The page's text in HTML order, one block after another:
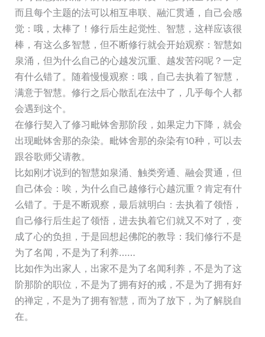
而且每个主题的法可以相互串联、融汇贯通，自己会感
觉：哦，太棒了！修行后生起觉性、智慧，这样应该很
棒，有这么多智慧，但不断修行就会开始观察：智慧如
泉涌，但为什么自己的心越发沉重、越发苦闷呢？一定
有什么错了。随着慢慢观察：哦，自己去执着了智慧，
满意于智慧。修行之后心散乱在法中了，几乎每个人都
会遇到这个。
在修行契入了修习毗钵舍那阶段，如果定力下降，就会
出现毗钵舍那的杂染。毗钵舍那的杂染有10种，可以去
跟谷歌师父请教。
比如刚才说到的智慧如泉涌、触类旁通、融会贯通，但
自己体会：唉，为什么自己越修行心越沉重？肯定有什
么错了。于是不断观察，最后就明白：去执着了领悟，
自己修行后生起了领悟，进去执着它们就又不对了，变
成了心的负担，于是回想起佛陀的教导：我们修行不是
为了名闻，不是为了利养……
比如作为出家人，出家不是为了名闻利养，不是为了这
阶那阶的职位，不是为了拥有好的戒，不是为了拥有好
的禅定，不是为了拥有智慧，而为了放下，为了解脱自
在。